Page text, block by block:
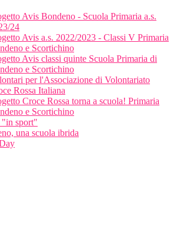
Avis Bondeno - Scuola Primaria a.s.
24
Avis a.s. 2022/2023 - Classi V Primaria
e Scortichino
Avis classi quinte Scuola Primaria di
e Scortichino
per l'Associazione di Volontariato
Rossa Italiana
Croce Rossa torna a scuola! Primaria
e Scortichino
"in sport"
una scuola ibrida